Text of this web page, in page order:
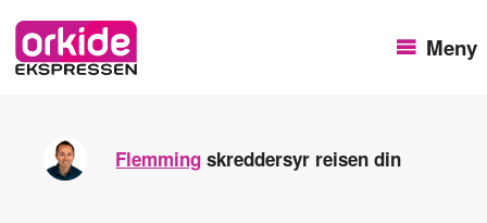
Meny
Flemming skreddersyr reisen din